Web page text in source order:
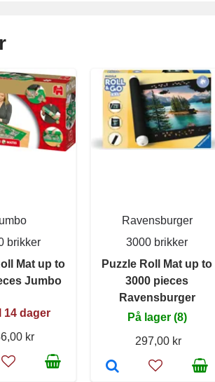
brikker
Mat up to
Jumbo
14 dager
kr
Ravensburger
3000 brikker
Puzzle Roll Mat up to
3000 pieces
Ravensburger
På lager (8)
297,00 kr